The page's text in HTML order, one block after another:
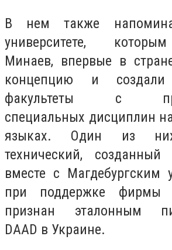
В нем также
университете,
Минаев, впервые в
концепцию и создали
факультеты с
специальных дисциплин
языках. Один из
технический,
вместе с Магдебургским
при поддержке фирмы
признан эталонным
DAAD в Украине.